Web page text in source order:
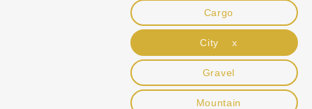
Cargo
City x
Gravel
Mountain